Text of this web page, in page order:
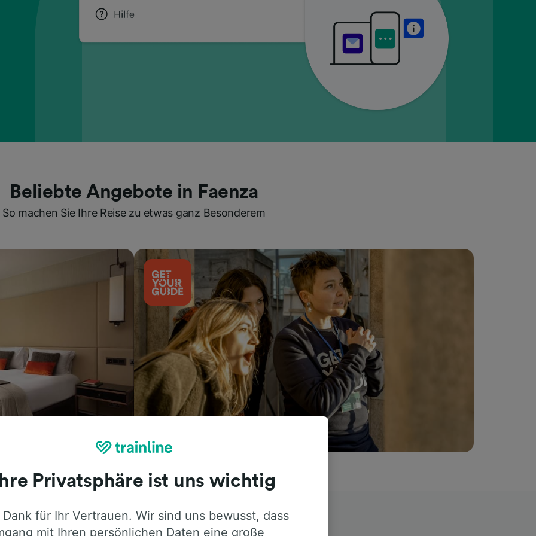
Beliebte Angebote in Faenza
So machen Sie Ihre Reise zu etwas ganz Besonderem
ehrliche Meinung von Trainline-Nutzern
Ihre Privatsphäre ist uns wichtig
für Ihr Vertrauen. Wir sind uns bewusst, dass
mit Ihren persönlichen Daten eine große